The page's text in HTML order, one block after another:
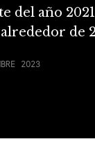
del año
de
2023